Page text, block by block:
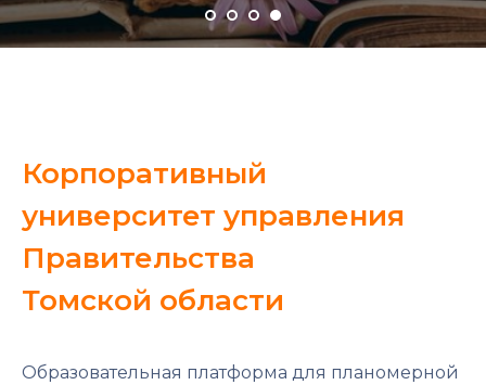
Корпоративный
университет управления
Правительства
Томской области
Образовательная платформа для планомерной